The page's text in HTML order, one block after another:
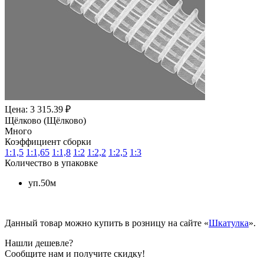
Цена: 3 315.39 ₽
Щёлково (Щёлково)
Много
Коэффициент сборки
1:1,5 1:1,65 1:1,8 1:2 1:2,2 1:2,5 1:3
Количество в упаковке
уп.50м
Данный товар можно купить в розницу на сайте «Шкатулка».
Нашли дешевле?
Сообщите нам и получите скидку!